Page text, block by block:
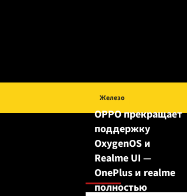
Поиск
Железо
OPPO прекращает
поддержку
OxygenOS и
Realme UI —
OnePlus и realme
полностью